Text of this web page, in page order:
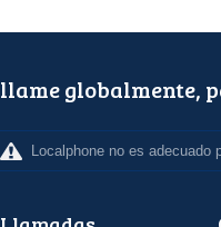
llame globalmente,
Localphone no es adecuado